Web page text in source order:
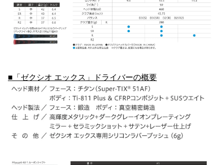
■「ゼクシオ エックス」ドライバーの概要